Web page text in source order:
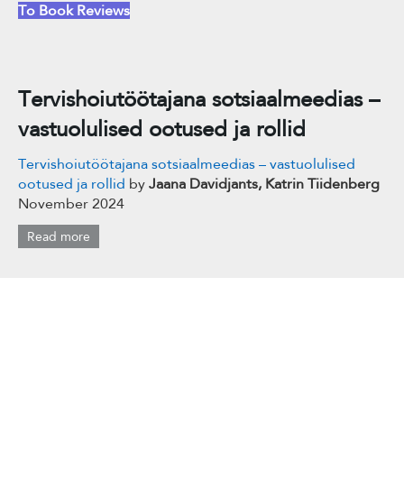
To Book Reviews
Tervishoiutöötajana sotsiaalmeedias –
vastuolulised ootused ja rollid
Tervishoiutöötajana sotsiaalmeedias – vastuolulised
ootused ja rollid by Jaana Davidjants, Katrin Tiidenberg
November 2024
Read more